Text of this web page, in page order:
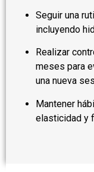
Seguir una
incluyendo
Realizar
meses para
una nueva
Mantener
elasticidad y